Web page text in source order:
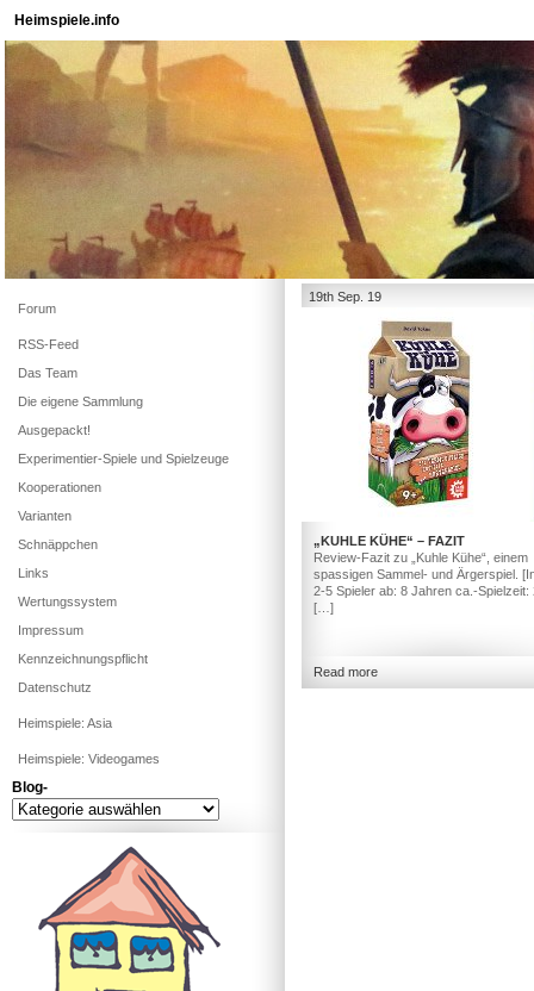
Heimspiele.info
19th Sep. 19
„KUHLE KÜHE“ – FAZIT
Review-Fazit zu „Kuhle Kühe“, einem
spassigen Sammel- und Ärgerspiel.
2-5 Spieler ab: 8 Jahren ca.-Spielzeit:
[…]
Read more
Forum
RSS-Feed
Das Team
Die eigene Sammlung
Ausgepackt!
Experimentier-Spiele und Spielzeuge
Kooperationen
Varianten
Schnäppchen
Links
Wertungssystem
Impressum
Kennzeichnungspflicht
Datenschutz
Heimspiele: Asia
Heimspiele: Videogames
Blog-
Blog-